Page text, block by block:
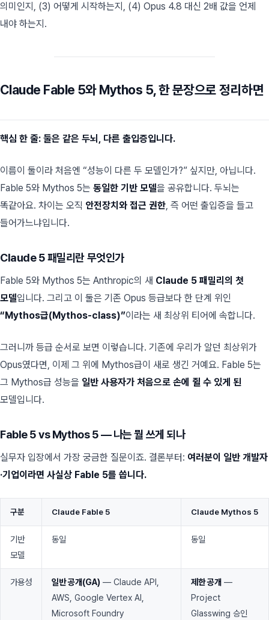
의미인지, (3) 어떻게 시작하는지, (4) Opus 4.8 대신 2배 값을 언제
내야 하는지.
Claude Fable 5와 Mythos 5, 한 문장으로 정리하면
핵심 한 줄: 둘은 같은 두뇌, 다른 출입증입니다.
이름이 둘이라 처음엔 “성능이 다른 두 모델인가?” 싶지만, 아닙니다.
Fable 5와 Mythos 5는 동일한 기반 모델을 공유합니다. 두뇌는
똑같아요. 차이는 오직 안전장치와 접근 권한, 즉 어떤 출입증을 들고
들어가느냐입니다.
Claude 5 패밀리란 무엇인가
Fable 5와 Mythos 5는 Anthropic의 새 Claude 5 패밀리의 첫
모델입니다. 그리고 이 둘은 기존 Opus 등급보다 한 단계 위인
“Mythos급(Mythos-class)”이라는 새 최상위 티어에 속합니다.
그러니까 등급 순서로 보면 이렇습니다. 기존에 우리가 알던 최상위가
Opus였다면, 이제 그 위에 Mythos급이 새로 생긴 거예요. Fable 5는
그 Mythos급 성능을 일반 사용자가 처음으로 손에 쥘 수 있게 된
모델입니다.
Fable 5 vs Mythos 5 — 나는 뭘 쓰게 되나
실무자 입장에서 가장 궁금한 질문이죠. 결론부터: 여러분이 일반 개발자
·기업이라면 사실상 Fable 5를 씁니다.
구분 Claude Fable 5 Claude Mythos 5
기반
모델
동일 동일
가용성 일반 공개(GA) — Claude API,
AWS, Google Vertex AI,
Microsoft Foundry
제한 공개 —
Project
Glasswing 승인